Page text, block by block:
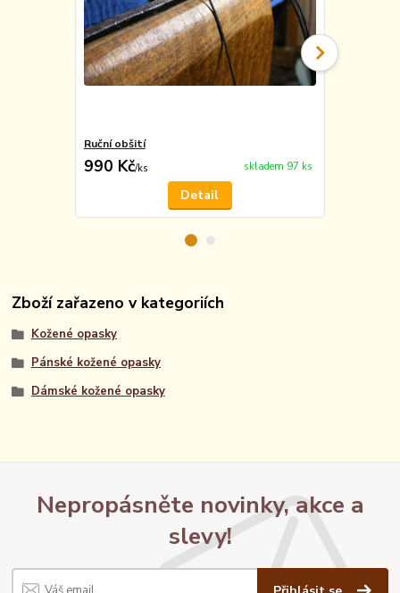
Ruční obšití
990 Kč/ks skladem 97 ks
Detail
Zboží zařazeno v kategoriích
Kožené opasky
Pánské kožené opasky
Dámské kožené opasky
Nepropásněte novinky, akce a
slevy!